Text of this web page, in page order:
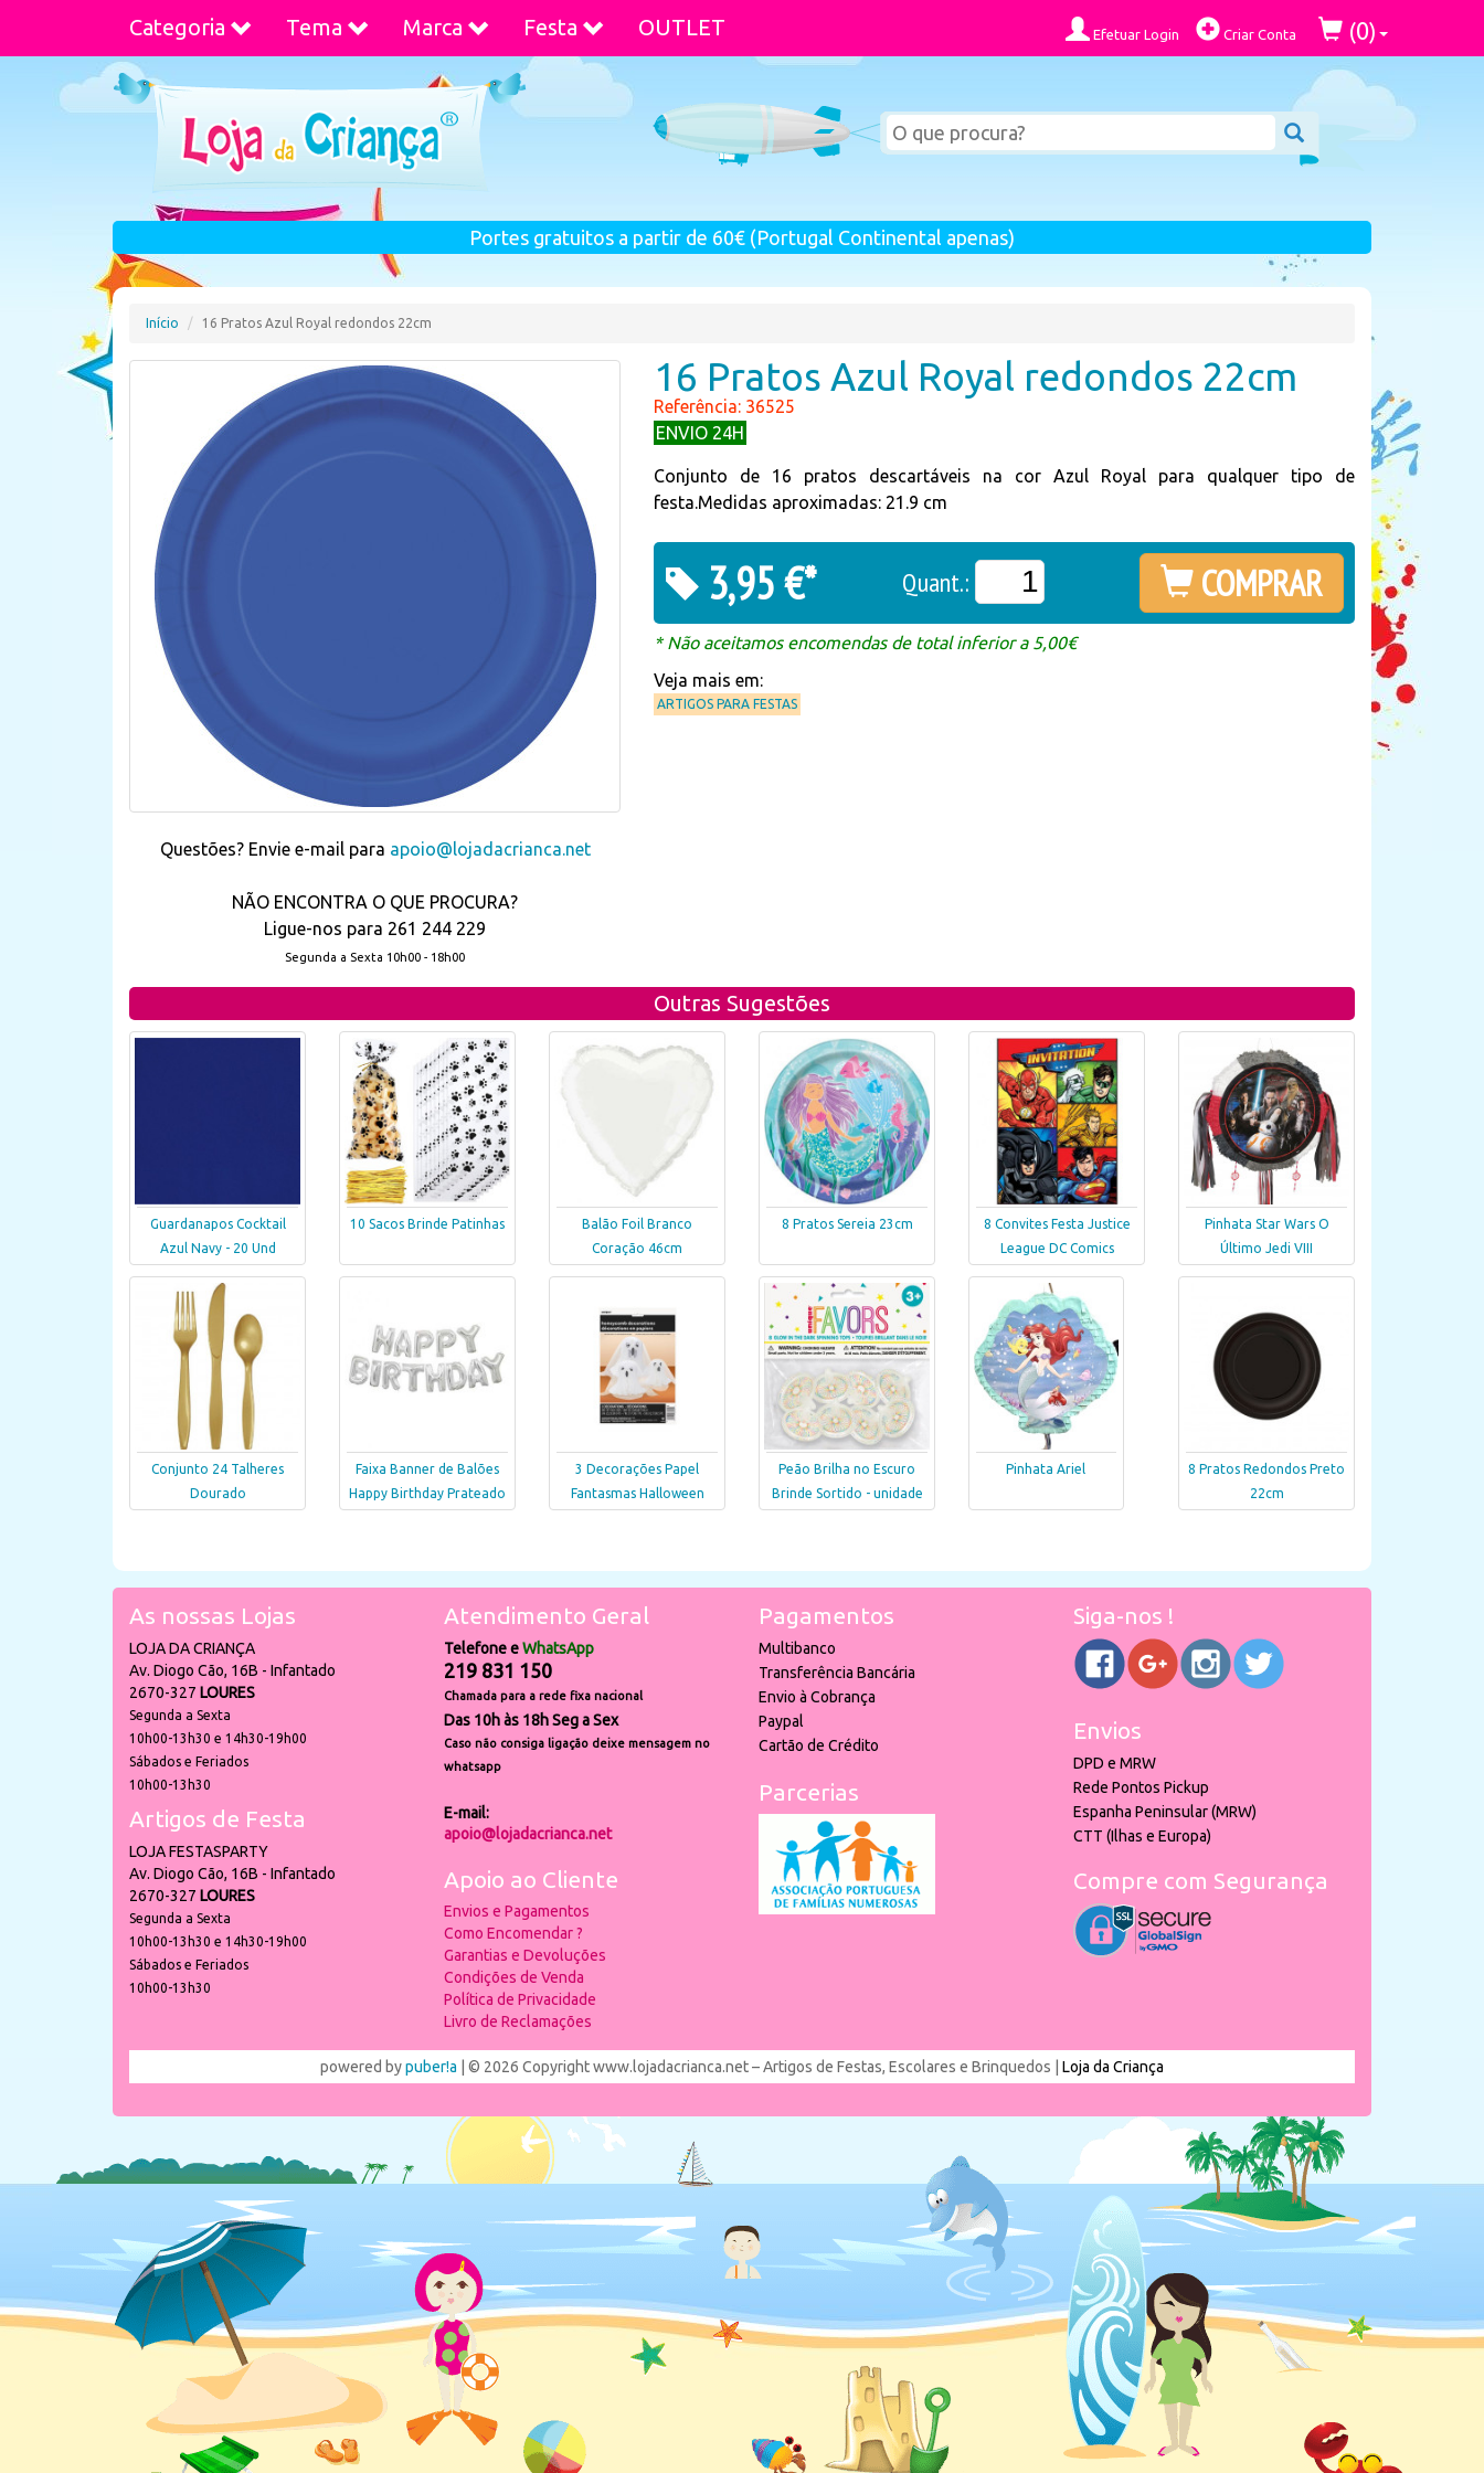
Categoria Tema Marca Festa OUTLET Efetuar Login Criar Conta (0)
Portes gratuitos a partir de 60€ (Portugal Continental apenas)
Início 16 Pratos Azul Royal redondos 22cm
Questões? Envie e-mail para apoio@lojadacrianca.net
NÃO ENCONTRA O QUE PROCURA?
Ligue-nos para 261 244 229
Segunda a Sexta 10h00 - 18h00
16 Pratos Azul Royal redondos 22cm
Referência: 36525
ENVIO 24H
Conjunto de 16 pratos descartáveis na cor Azul Royal para qualquer tipo de
festa.Medidas aproximadas: 21.9 cm
3,95 €* Quant.: COMPRAR
* Não aceitamos encomendas de total inferior a 5,00€
Veja mais em:
ARTIGOS PARA FESTAS
Outras Sugestões
Guardanapos Cocktail
Azul Navy - 20 Und
10 Sacos Brinde Patinhas
Balão Foil Branco
Coração 46cm
8 Pratos Sereia 23cm
8 Convites Festa Justice
League DC Comics
Pinhata Star Wars O
Último Jedi VIII
Conjunto 24 Talheres
Dourado
Faixa Banner de Balões
Happy Birthday Prateado
3 Decorações Papel
Fantasmas Halloween
Peão Brilha no Escuro
Brinde Sortido - unidade
Pinhata Ariel
8 Pratos Redondos Preto
22cm
As nossas Lojas
LOJA DA CRIANÇA
Av. Diogo Cão, 16B - Infantado
2670-327 LOURES
Segunda a Sexta
10h00-13h30 e 14h30-19h00
Sábados e Feriados
10h00-13h30
Artigos de Festa
LOJA FESTASPARTY
Av. Diogo Cão, 16B - Infantado
2670-327 LOURES
Segunda a Sexta
10h00-13h30 e 14h30-19h00
Sábados e Feriados
10h00-13h30
Atendimento Geral
Telefone eWhatsApp
219 831 150
Chamada para a rede fixa nacional
Das 10h às 18h Seg a Sex
Caso não consiga ligação deixe mensagem no
whatsapp
E-mail:
apoio@lojadacrianca.net
Apoio ao Cliente
Envios e Pagamentos
Como Encomendar ?
Garantias e Devoluções
Condições de Venda
Política de Privacidade
Livro de Reclamações
Pagamentos
Multibanco
Transferência Bancária
Envio à Cobrança
Paypal
Cartão de Crédito
Parcerias
Siga-nos !
Envios
DPD e MRW
Rede Pontos Pickup
Espanha Peninsular (MRW)
CTT (Ilhas e Europa)
Compre com Segurança
powered bypuber!a | © 2026 Copyright www.lojadacrianca.net – Artigos de Festas, Escolares e Brinquedos | Loja da Criança